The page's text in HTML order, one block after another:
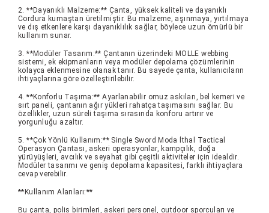
2. **Dayanıklı Malzeme:** Çanta, yüksek kaliteli ve dayanıklı
Cordura kumaştan üretilmiştir. Bu malzeme, aşınmaya, yırtılmaya
ve dış etkenlere karşı dayanıklılık sağlar, böylece uzun ömürlü bir
kullanım sunar.
3. **Modüler Tasarım:** Çantanın üzerindeki MOLLE webbing
sistemi, ek ekipmanların veya modüler depolama çözümlerinin
kolayca eklenmesine olanak tanır. Bu sayede çanta, kullanıcıların
ihtiyaçlarına göre özelleştirilebilir.
4. **Konforlu Taşıma:** Ayarlanabilir omuz askıları, bel kemeri ve
sırt paneli, çantanın ağır yükleri rahatça taşımasını sağlar. Bu
özellikler, uzun süreli taşıma sırasında konforu artırır ve
yorgunluğu azaltır.
5. **Çok Yönlü Kullanım:** Single Sword Moda İthal Tactical
Operasyon Çantası, askeri operasyonlar, kampçılık, doğa
yürüyüşleri, avcılık ve seyahat gibi çeşitli aktiviteler için idealdir.
Modüler tasarımı ve geniş depolama kapasitesi, farklı ihtiyaçlara
cevap verebilir.
**Kullanım Alanları:**
Bu çanta, polis birimleri, askeri personel, outdoor sporcuları ve